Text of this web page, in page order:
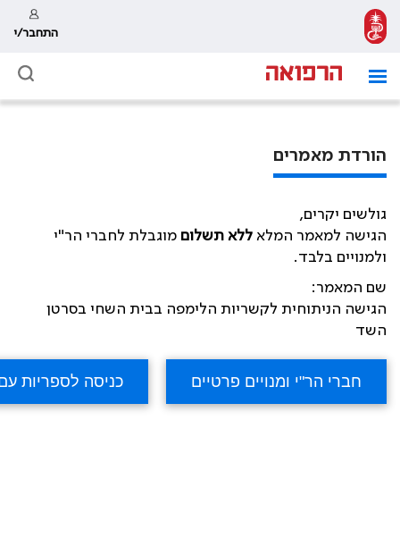
התחבר/י
הורדת מאמרים
גולשים יקרים,
הגישה למאמר המלא ללא תשלום מוגבלת לחברי הר"י
ולמנויים בלבד.
שם המאמר:
הגישה הניתוחית לקשריות הלימפה בבית השחי בסרטן
השד